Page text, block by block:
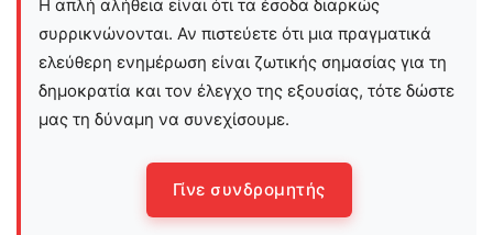
Η απλή αλήθεια είναι ότι τα έσοδα διαρκώς
συρρικνώνονται. Αν πιστεύετε ότι μια πραγματικά
ελεύθερη ενημέρωση είναι ζωτικής σημασίας για τη
δημοκρατία και τον έλεγχο της εξουσίας, τότε δώστε
μας τη δύναμη να συνεχίσουμε.
Γίνε συνδρομητής